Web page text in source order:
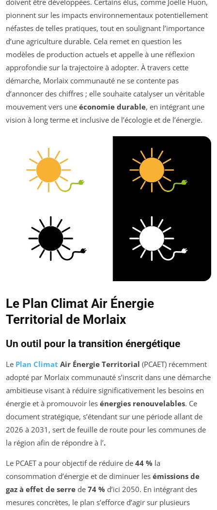
pionnent sur les impacts environnementaux potentiellement
néfastes de telles pratiques, tout en soulignant l’importance
d’une agriculture durable. Cela remet en question les
modèles de production actuels et appelle à une réflexion
approfondie sur la trajectoire à adopter. À travers cette
démarche, Morlaix communauté ne se contente pas
d’annoncer des chiffres ; elle souhaite catalyser un véritable
mouvement vers une économie durable, en intégrant une
vision à long terme et inclusive de l’écologie et de l’énergie.
Le Plan Climat Air Énergie
Territorial de Morlaix
Un outil pour la transition énergétique
Le Plan Climat Air Énergie Territorial (PCAET) récemment
adopté par Morlaix communauté s’inscrit dans une démarche
ambitieuse visant à réduire significativement les besoins en
énergie et à promouvoir les énergies renouvelables. Ce
document stratégique, s’étendant sur une période allant de
2026 à 2031, sert de feuille de route pour les communes de
la région afin de répondre à l’.
Le PCAET a pour objectif de réduire de 44 % la
consommation d’énergie et de diminuer les émissions de
gaz à effet de serre de 74 % d’ici 2050. En intégrant des
mesures concrètes, le plan s’efforce d’agir sur plusieurs